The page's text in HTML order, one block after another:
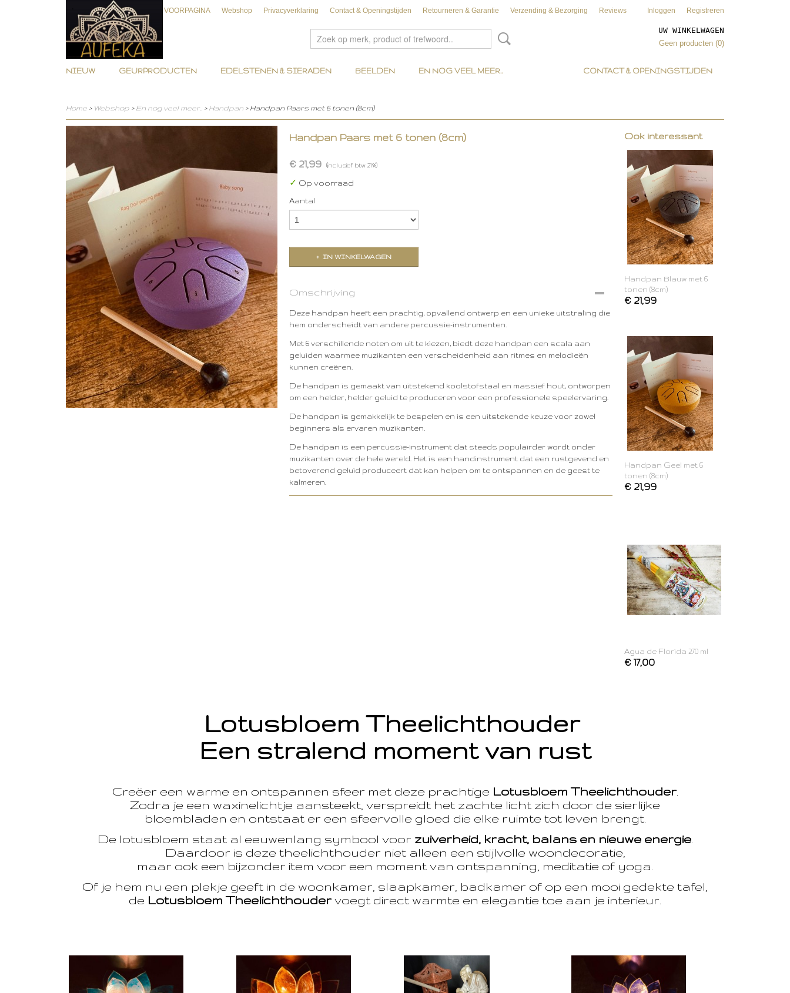
VOORPAGINA Webshop Privacyverklaring Contact & Openingstijden Retourneren & Garantie Verzending & Bezorging Reviews Inloggen Registreren
UW WINKELWAGEN
Geen producten (0)
CONTACT & OPENINGSTIJDEN
NIEUW GEURPRODUCTEN EDELSTENEN & SIERADEN BEELDEN EN NOG VEEL MEER..
Home > Webshop > En nog veel meer.. > Handpan > Handpan Paars met 6 tonen (8cm)
Handpan Paars met 6 tonen (8cm)
€ 21,99 (inclusief btw 21%)
✓ Op voorraad
Aantal
IN WINKELWAGEN
Omschrijving
Deze handpan heeft een prachtig, opvallend ontwerp en een unieke uitstraling die
hem onderscheidt van andere percussie-instrumenten.
Met 6 verschillende noten om uit te kiezen, biedt deze handpan een scala aan
geluiden waarmee muzikanten een verscheidenheid aan ritmes en melodieën
kunnen creëren.
De handpan is gemaakt van uitstekend koolstofstaal en massief hout, ontworpen
om een helder, helder geluid te produceren voor een professionele speelervaring.
De handpan is gemakkelijk te bespelen en is een uitstekende keuze voor zowel
beginners als ervaren muzikanten.
De handpan is een percussie-instrument dat steeds populairder wordt onder
muzikanten over de hele wereld. Het is een handinstrument dat een rustgevend en
betoverend geluid produceert dat kan helpen om te ontspannen en de geest te
kalmeren.
Ook interessant
Handpan Blauw met 6
tonen (8cm)
€ 21,99
Handpan Geel met 6
tonen (8cm)
€ 21,99
Agua de Florida 270 ml
€ 17,00
Lotusbloem Theelichthouder
Een stralend moment van rust
Creëer een warme en ontspannen sfeer met deze prachtige Lotusbloem Theelichthouder.
Zodra je een waxinelichtje aansteekt, verspreidt het zachte licht zich door de sierlijke
bloembladen en ontstaat er een sfeervolle gloed die elke ruimte tot leven brengt.
De lotusbloem staat al eeuwenlang symbool voor zuiverheid, kracht, balans en nieuwe energie.
Daardoor is deze theelichthouder niet alleen een stijlvolle woondecoratie,
maar ook een bijzonder item voor een moment van ontspanning, meditatie of yoga.
Of je hem nu een plekje geeft in de woonkamer, slaapkamer, badkamer of op een mooi gedekte tafel,
de Lotusbloem Theelichthouder voegt direct warmte en elegantie toe aan je interieur.